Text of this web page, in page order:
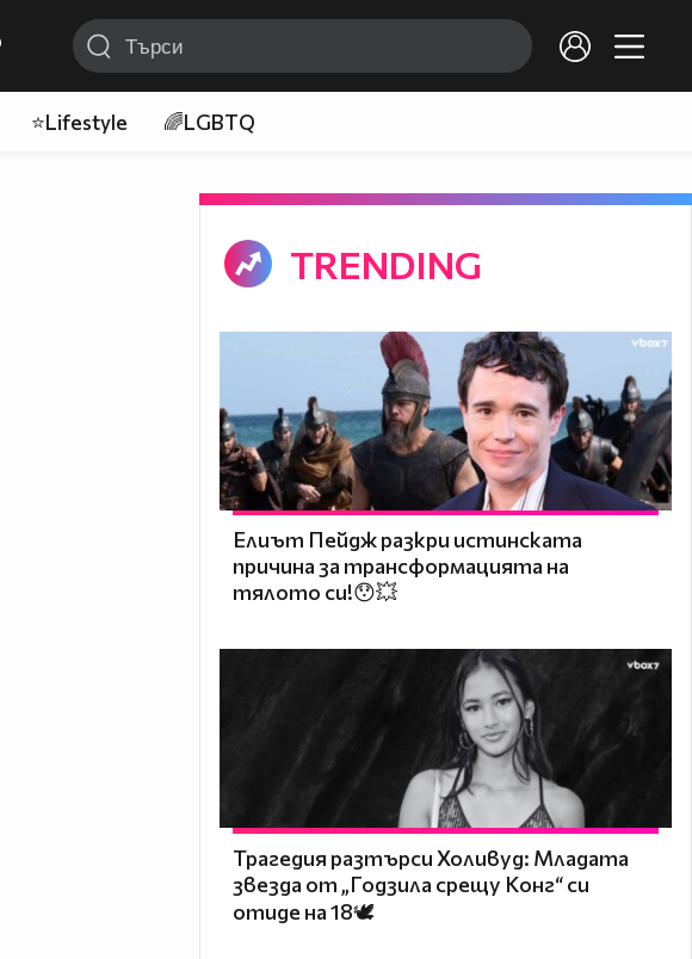
⭐Lifestyle 🌈LGBTQ
TRENDING
Елиът Пейдж разкри истинската
причина за трансформацията на
тялото си!😯💥
Трагедия разтърси Холивуд: Младата
звезда от „Годзила срещу Конг“ си
отиде на 18🕊️